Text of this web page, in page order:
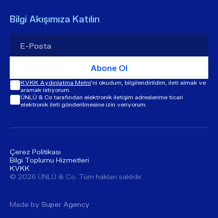
Bilgi Akışımıza Katılın
Abone Ol
ÜNLÜ & Co tarafından elektronik iletişim adreslerime ticari
elektronik ileti gönderilmesine izin veriyorum.
KVKK Aydınlatma Metni'ni okudum, bilgilendirildim, ileti almak ve
aramak istiyorum.
Çerez Politikası
Bilgi Toplumu Hizmetleri
KVKK
© ​​2026 ÜNLÜ & Co. Tüm hakları saklıdır.
Made by Super Agency